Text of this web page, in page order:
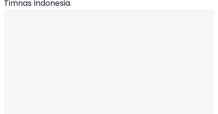
Timnas Indonesia.